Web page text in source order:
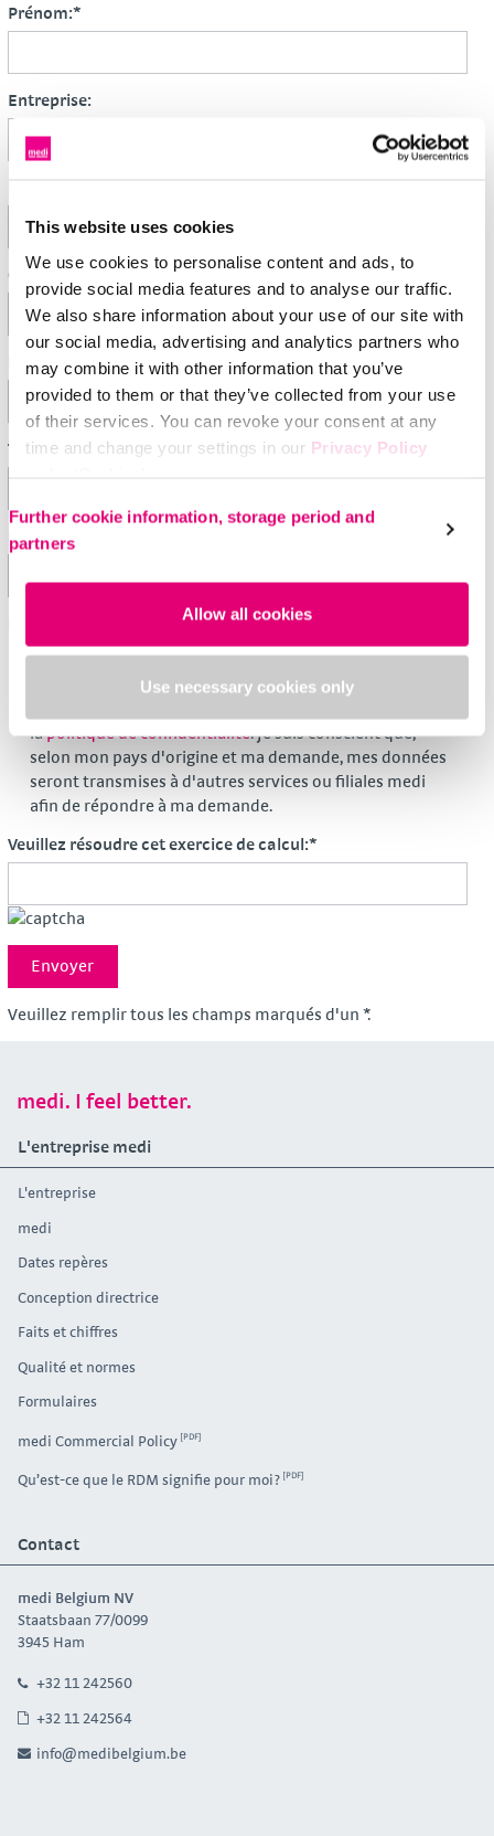
This website uses cookies
We use cookies to personalise content and ads, to
provide social media features and to analyse our traffic.
We also share information about your use of our site with
our social media, advertising and analytics partners who
may combine it with other information that you’ve
provided to them or that they’ve collected from your use
of their services. You can revoke your consent at any
time and change your settings in our Privacy Policy
Further cookie information, storage period and
partners
Allow all cookies
Use necessary cookies only
Prénom:*
Entreprise:
Code postal, ville:
Pays:*
Téléphone:
E-mail:*
Politique de confidentialité:*
lapolitique de confidentialité. Je suis conscient que,
selon mon pays d'origine et ma demande, mes données
seront transmises à d'autres services ou filiales medi
afin de répondre à ma demande.
Veuillez résoudre cet exercice de calcul:*
Veuillez remplir tous les champs marqués d'un *.
medi. I feel better.
L'entreprise medi
L'entreprise
medi
Dates repères
Conception directrice
Faits et chiffres
Qualité et normes
Formulaires
medi Commercial Policy
Qu’est-ce que le RDM signifie pour moi?
Contact
medi Belgium NV
Staatsbaan 77/0099
3945 Ham
+32 11 242560
+32 11 242564
info@medibelgium.be